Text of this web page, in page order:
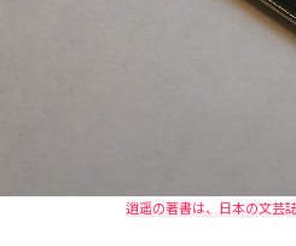
逍遥の著書は、日本の文芸